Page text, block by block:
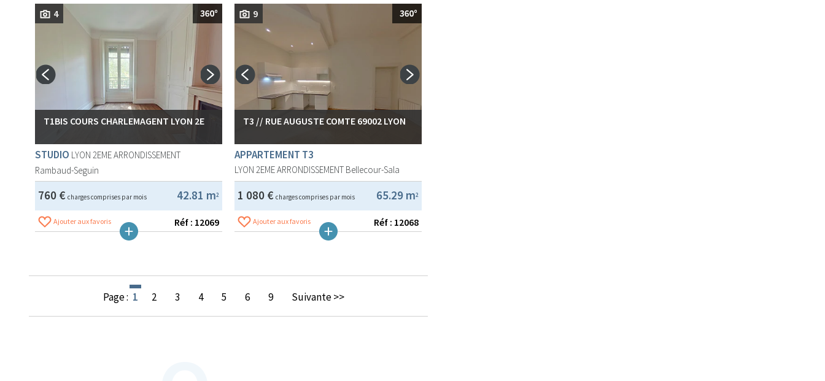
4
T1BIS COURS CHARLEMAGENT LYON 2E
STUDIO LYON 2EME ARRONDISSEMENT
Rambaud-Seguin
42.81 m2
760 € charges comprises par mois
Ajouter aux favoris Réf : 12069
9
T3 // RUE AUGUSTE COMTE 69002 LYON
APPARTEMENT T3
LYON 2EME ARRONDISSEMENT Bellecour-Sala
65.29 m2
1 080 € charges comprises par mois
Ajouter aux favoris Réf : 12068
Page : 1 2 3 4 5 6 9 Suivante >>